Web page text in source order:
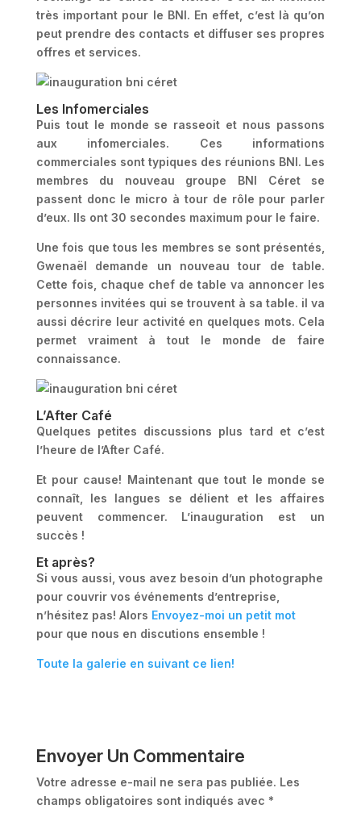
très important pour le BNI. En effet, c’est là qu’on
peut prendre des contacts et diffuser ses propres
offres et services.
Les Infomerciales
Puis tout le monde se rasseoit et nous passons
aux infomerciales. Ces informations
commerciales sont typiques des réunions BNI. Les
membres du nouveau groupe BNI Céret se
passent donc le micro à tour de rôle pour parler
d’eux. Ils ont 30 secondes maximum pour le faire.
Une fois que tous les membres se sont présentés,
Gwenaël demande un nouveau tour de table.
Cette fois, chaque chef de table va annoncer les
personnes invitées qui se trouvent à sa table. il va
aussi décrire leur activité en quelques mots. Cela
permet vraiment à tout le monde de faire
connaissance.
L’After Café
Quelques petites discussions plus tard et c’est
l’heure de l’After Café.
Et pour cause! Maintenant que tout le monde se
connaît, les langues se délient et les affaires
peuvent commencer. L’inauguration est un
succès !
Et après?
Si vous aussi, vous avez besoin d’un photographe
pour couvrir vos événements d’entreprise,
n’hésitez pas! Alors Envoyez-moi un petit mot
pour que nous en discutions ensemble !
Toute la galerie en suivant ce lien!
Envoyer Un Commentaire
Votre adresse e-mail ne sera pas publiée. Les
champs obligatoires sont indiqués avec *